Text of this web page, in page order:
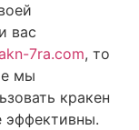
вас
7ra.com, то
мы
кракен
эффективны.